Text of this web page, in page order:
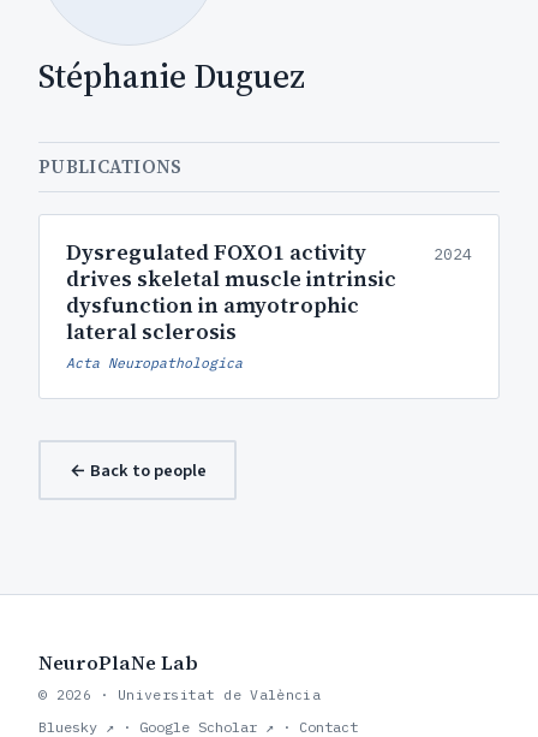
Stéphanie Duguez
PUBLICATIONS
Dysregulated FOXO1 activity
drives skeletal muscle intrinsic
dysfunction in amyotrophic
lateral sclerosis
2024
Acta Neuropathologica
← Back to people
NeuroPlaNe Lab
© 2026 · Universitat de València
Bluesky ↗ · Google Scholar ↗ · Contact